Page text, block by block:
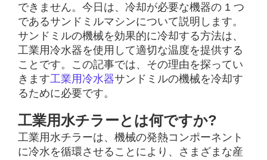
できません。今日は、冷却が必要な機器の 1 つ
であるサンドミルマシンについて説明します。
サンドミルの機械を効果的に冷却する方法は、
工業用冷水器を使用して適切な温度を提供する
ことです。この記事では、その理由を探ってい
きます工業用冷水器サンドミルの機械を冷却す
るために必要です。
工業用水チラーとは何ですか?
工業用水チラーは、機械の発熱コンポーネント
に冷水を循環させることにより、さまざまな産